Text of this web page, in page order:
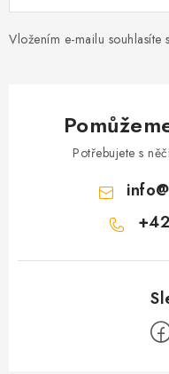
Vložením e-mailu souhlasíte s
Potřebujete s
info@